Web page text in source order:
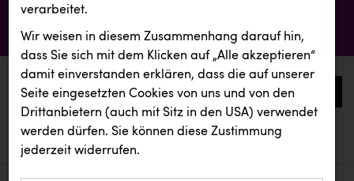
0
aktuelle aussendungen
aktuelle aussendungen
verarbeitet.
Wir weisen in diesem Zusammenhang darauf hin,
dass Sie sich mit dem Klicken auf „Alle akzeptieren“
damit ein­ver­standen erklären, dass die auf unserer
Seite eingesetzten Cookies von uns und von den
Drittanbietern (auch mit Sitz in den USA) verwendet
werden dürfen. Sie können diese Zustimmung
jederzeit widerrufen.